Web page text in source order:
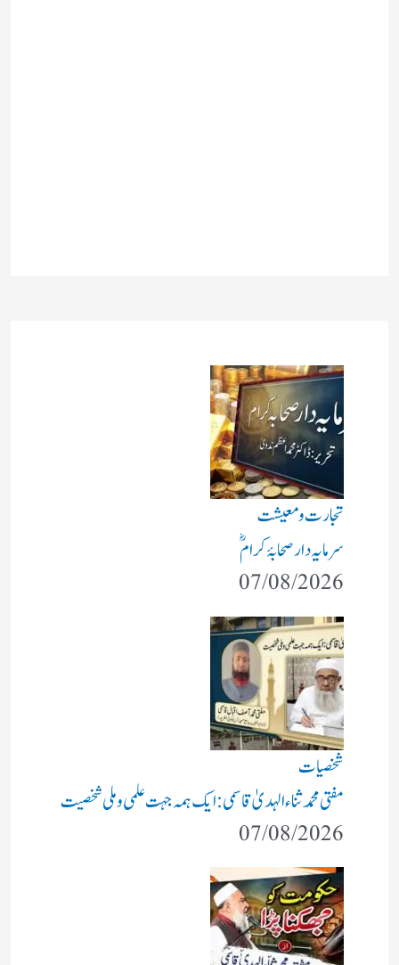
تجارت و معیشت
سرمایہ دار صحابۂ کرامؓ
07/08/2026
شخصیات
مفتی محمد ثناء الہدیٰ قاسمی: ایک ہمہ جہت علمی و ملی شخصیت
07/08/2026